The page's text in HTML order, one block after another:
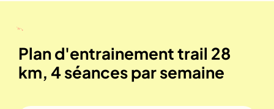
Plan d'entrainement trail 28
km, 4 séances par semaine